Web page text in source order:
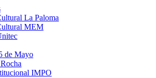
La Paloma
MEM
de Mayo
IMPO